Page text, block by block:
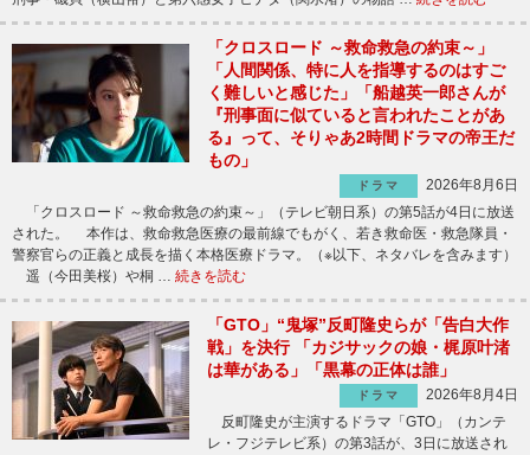
「クロスロード ～救命救急の約束～」
「人間関係、特に人を指導するのはすご
く難しいと感じた」「船越英一郎さんが
『刑事面に似ていると言われたことがあ
る』って、そりゃあ2時間ドラマの帝王だ
もの」
ドラマ
2026年8月6日
「クロスロード ～救命救急の約束～」（テレビ朝日系）の第5話が4日に放送
された。 本作は、救命救急医療の最前線でもがく、若き救命医・救急隊員・
警察官らの正義と成長を描く本格医療ドラマ。（※以下、ネタバレを含みます）
遥（今田美桜）や桐 … 続きを読む
「GTO」“鬼塚”反町隆史らが「告白大作
戦」を決行 「カジサックの娘・梶原叶渚
は華がある」「黒幕の正体は誰」
ドラマ
2026年8月4日
反町隆史が主演するドラマ「GTO」（カンテ
レ・フジテレビ系）の第3話が、3日に放送され